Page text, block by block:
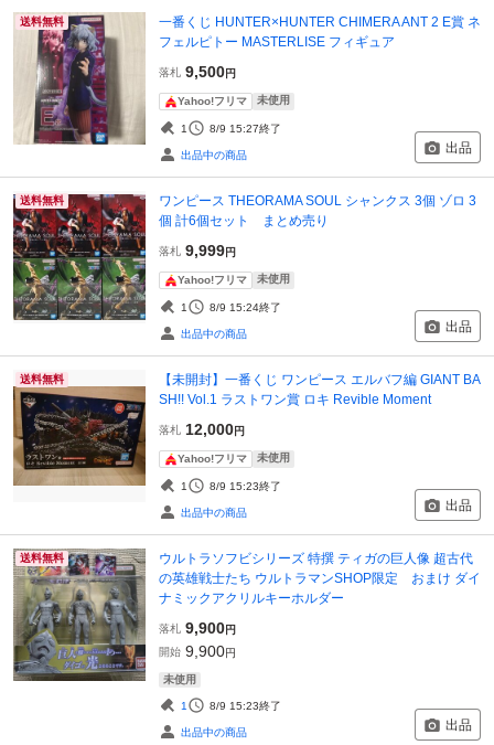
送料無料
一番くじ HUNTER×HUNTER CHIMERA ANT 2 E賞 ネ
フェルピトー MASTERLISE フィギュア
落札 9,500円
Yahoo!フリマ 未使用
1 8/9 15:27終了
出品中の商品 出品
送料無料
ワンピース THEORAMA SOUL シャンクス 3個 ゾロ 3
個 計6個セット まとめ売り
落札 9,999円
Yahoo!フリマ 未使用
1 8/9 15:24終了
出品中の商品 出品
送料無料
【未開封】一番くじ ワンピース エルバフ編 GIANT BA
SH!! Vol.1 ラストワン賞 ロキ Revible Moment
落札 12,000円
Yahoo!フリマ 未使用
1 8/9 15:23終了
出品中の商品 出品
送料無料
ウルトラソフビシリーズ 特撰 ティガの巨人像 超古代
の英雄戦士たち ウルトラマンSHOP限定 おまけ ダイ
ナミックアクリルキーホルダー
落札 9,900円
開始 9,900円
未使用
1 8/9 15:23終了
出品中の商品 出品